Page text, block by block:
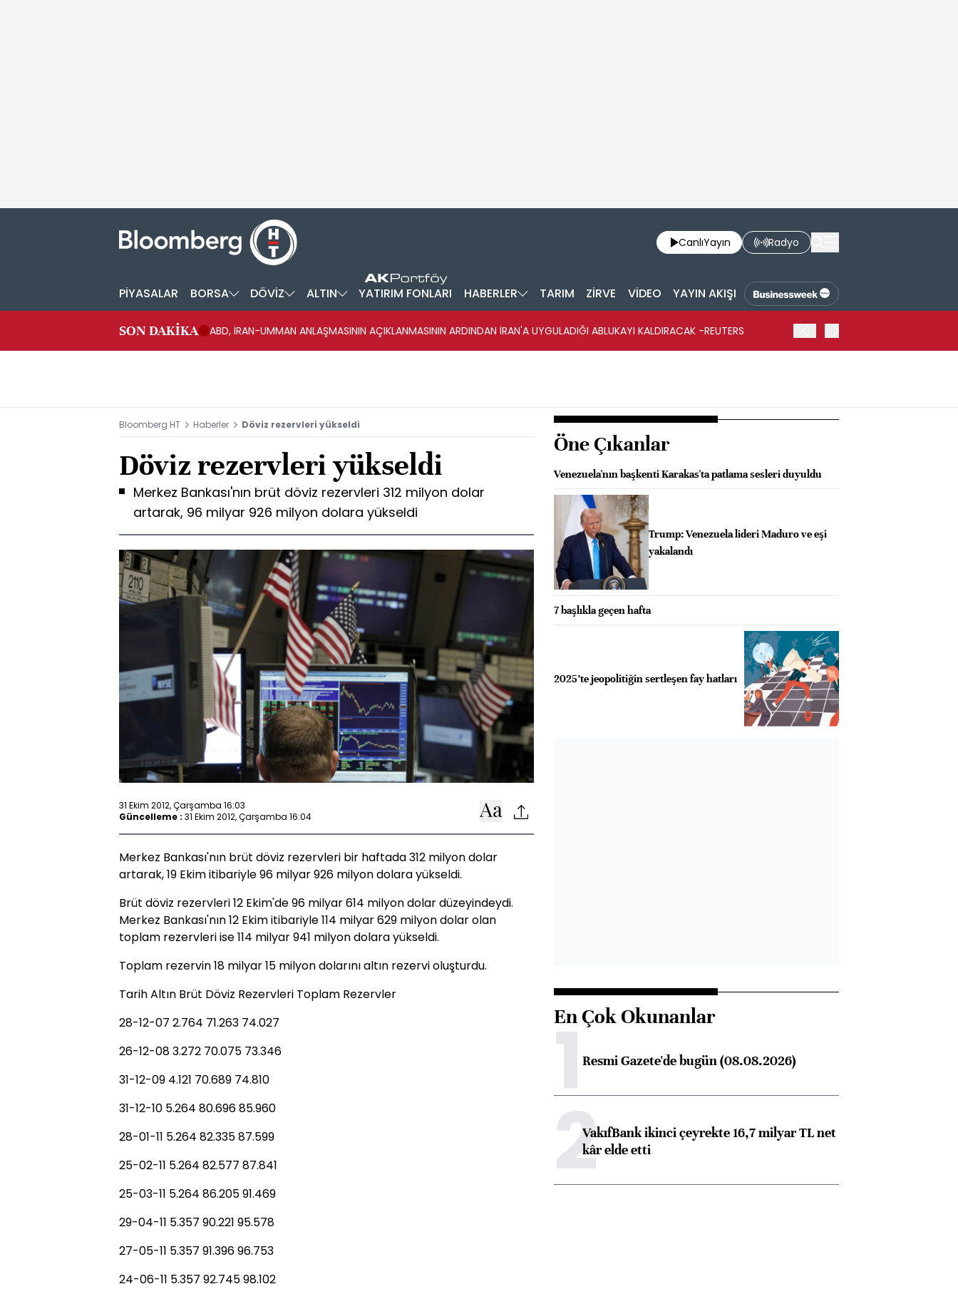
CanlıYayın Radyo
PİYASALAR BORSA DÖVİZ ALTIN YATIRIM FONLARI HABERLER TARIM ZİRVE VİDEO YAYIN AKIŞI
SON DAKİKA ABD, İRAN-UMMAN ANLAŞMASININ AÇIKLANMASININ ARDINDAN İRAN'A UYGULADIĞI ABLUKAYI KALDIRACAK -REUTERS
Bloomberg HT Haberler Döviz rezervleri yükseldi
Döviz rezervleri yükseldi
Merkez Bankası'nın brüt döviz rezervleri 312 milyon dolar
artarak, 96 milyar 926 milyon dolara yükseldi
31 Ekim 2012, Çarşamba 16:03
Güncelleme : 31 Ekim 2012, Çarşamba 16:04
Merkez Bankası'nın brüt döviz rezervleri bir haftada 312 milyon dolar
artarak, 19 Ekim itibariyle 96 milyar 926 milyon dolara yükseldi.
Brüt döviz rezervleri 12 Ekim'de 96 milyar 614 milyon dolar düzeyindeydi.
Merkez Bankası'nın 12 Ekim itibariyle 114 milyar 629 milyon dolar olan
toplam rezervleri ise 114 milyar 941 milyon dolara yükseldi.
Toplam rezervin 18 milyar 15 milyon dolarını altın rezervi oluşturdu.
Tarih Altın Brüt Döviz Rezervleri Toplam Rezervler
28-12-07 2.764 71.263 74.027
26-12-08 3.272 70.075 73.346
31-12-09 4.121 70.689 74.810
31-12-10 5.264 80.696 85.960
28-01-11 5.264 82.335 87.599
25-02-11 5.264 82.577 87.841
25-03-11 5.264 86.205 91.469
29-04-11 5.357 90.221 95.578
27-05-11 5.357 91.396 96.753
24-06-11 5.357 92.745 98.102
Öne Çıkanlar
Venezuela'nın başkenti Karakas'ta patlama sesleri duyuldu
Trump: Venezuela lideri Maduro ve eşi
yakalandı
7 başlıkla geçen hafta
2025’te jeopolitiğin sertleşen fay hatları
En Çok Okunanlar
1Resmi Gazete'de bugün (08.08.2026)
2VakıfBank ikinci çeyrekte 16,7 milyar TL net
kâr elde etti